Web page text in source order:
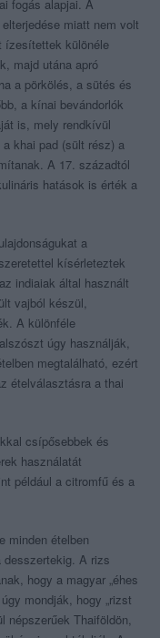
fogás alapjai. A
miatt nem volt
ízesítettek különéle
majd utána apró
a pörkölés, a sütés és
a kínai bevándorlók
is, mely rendkívül
khai pad (sült rész) a
A 17. századtól
hatások is érték a
a
kísérleteztek
indiaiak által használt
vajból készül,
A különféle
úgy használják,
megtalálható, ezért
ételválasztásra a thai
csípősebbek és
használatát
például a citromfű és a
minden ételben
desszertekig. A rizs
hogy a magyar „éhes
mondják, hogy „rizst
népszerűek Thaiföldön,